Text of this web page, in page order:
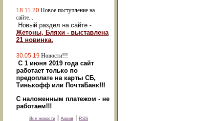
18.11.20 Новое поступление на
сайте...
Новый раздел на сайте -
Жетоны, Бляхи - выставлена
21 новинка.
30.05.19 Новости!!!
С 1 июня 2019 года сайт
работает только по
предоплате на карты СБ,
Тинькофф или ПочтаБанк!!!
С наложенным платежом - не
работаем!!!
Все новости Архив RSS